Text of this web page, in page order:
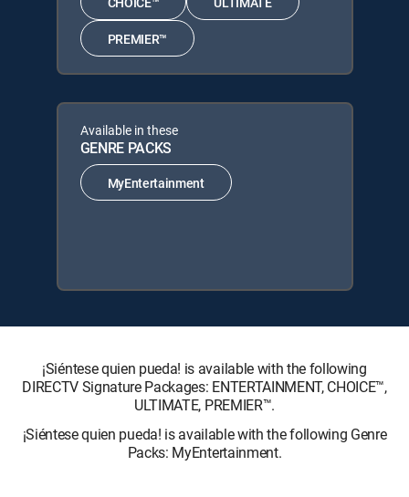
PREMIER™
Available in these
GENRE PACKS
MyEntertainment
¡Siéntese quien pueda! is available with the following
DIRECTV Signature Packages: ENTERTAINMENT, CHOICE™,
ULTIMATE, PREMIER™.
¡Siéntese quien pueda! is available with the following Genre
Packs: MyEntertainment.